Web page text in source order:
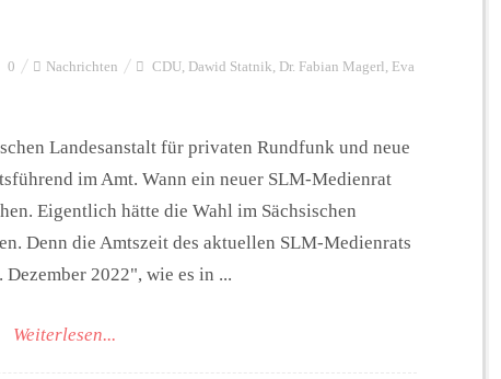
0 Nachrichten CDU, Dawid Statnik, Dr. Fabian Magerl , Eva
Landesanstalt für privaten Rundfunk und neue
im Amt. Wann ein neuer SLM-Medienrat
Eigentlich hätte die Wahl im Sächsischen
Denn die Amtszeit des aktuellen SLM-Medienrats
2022", wie es in ...
Weiterlesen...